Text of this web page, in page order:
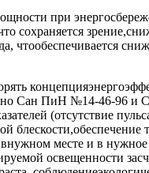
при
сохраняется
чтообеспечивается
Сан ПиН №14-46-96 и
(отсутствие
блескости,обеспечение
месте и в
освещенности